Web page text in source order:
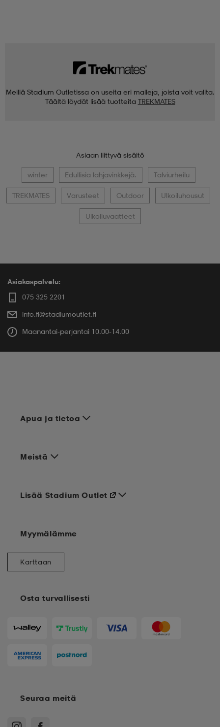
Meillä Stadium Outletissa on useita eri malleja, joista voit valita.
Täältä löydät lisää tuotteita TREKMATES
Asiaan liittyvä sisältö
winter Edullisia lahjavinkkejä. Talviurheilu
TREKMATES Varusteet Outdoor Ulkoiluhousut
Ulkoiluvaatteet
Asiakaspalvelu:
075 325 2201
info.fi@stadiumoutlet.fi
Maanantai-perjantai 10.00-14.00
Apua ja tietoa
Meistä
Osta turvallisesti
Lisää Stadium Outlet
Myymälämme
Karttaan
Seuraa meitä